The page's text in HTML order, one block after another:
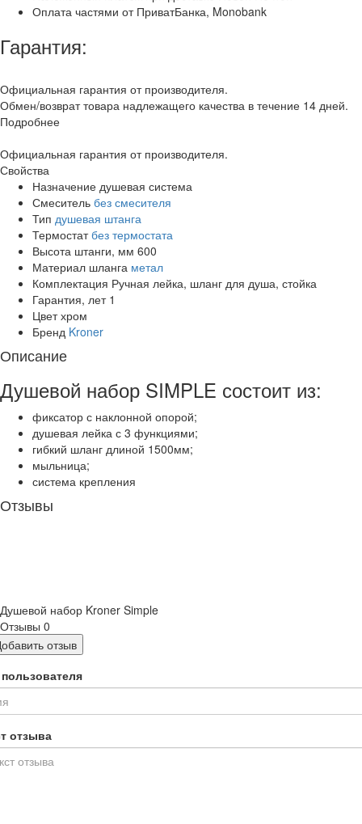
Оплата частями от ПриватБанка, Monobank
Гарантия:
Официальная гарантия от производителя.
Обмен/возврат товара надлежащего качества в течение 14 дней.
Подробнее
Официальная гарантия от производителя.
Свойства
Назначение душевая система
Смеситель без смесителя
Тип душевая штанга
Термостат без термостата
Высота штанги, мм 600
Материал шланга метал
Комплектация Ручная лейка, шланг для душа, стойка
Гарантия, лет 1
Цвет хром
Бренд Kroner
Описание
Душевой набор SIMPLE состоит из:
фиксатор с наклонной опорой;
душевая лейка с 3 функциями;
гибкий шланг длиной 1500мм;
мыльница;
система крепления
Отзывы
Душевой набор Kroner Simple
Отзывы 0
отзыв
отзыва